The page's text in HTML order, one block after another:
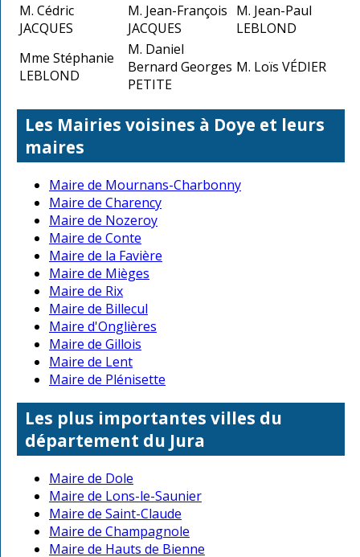
M. Cédric
JACQUES
M. Jean-François
JACQUES
M. Jean-Paul
LEBLOND
Mme Stéphanie
LEBLOND
M. Daniel
Bernard Georges
PETITE
M. Loïs VÉDIER
Les Mairies voisines à Doye et leurs
maires
Maire de Mournans-Charbonny
Maire de Charency
Maire de Nozeroy
Maire de Conte
Maire de la Favière
Maire de Mièges
Maire de Rix
Maire de Billecul
Maire d'Onglières
Maire de Gillois
Maire de Lent
Maire de Plénisette
Les plus importantes villes du
département du Jura
Maire de Dole
Maire de Lons-le-Saunier
Maire de Saint-Claude
Maire de Champagnole
Maire de Hauts de Bienne